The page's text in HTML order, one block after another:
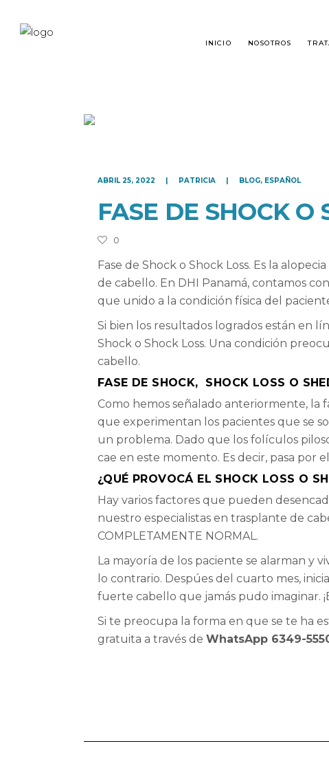
INICIO NOSOTROS
RESTAURACIÓN DE CEJAS
MICROPIGMENTACIÓN
ABRIL 25, 2022 PATRICIA BLOG, ESPAÑOL
FASE DE SHOCK O
0
Fase de Shock o Shock Loss. Es la
de cabello. En DHI Panamá, contamos
que unido a la condición física del
Si bien los resultados logrados están en
Shock o Shock Loss. Una condición
cabello.
FASE DE SHOCK, SHOCK LOSS O
Como hemos señalado anteriormente, la
que experimentan los pacientes que se
un problema. Dado que los folículos
cae en este momento. Es decir, pasa por
¿QUÉ PROVOCÁ EL SHOCK LOSS O
Hay varios factores que pueden
nuestro especialistas en trasplante de
COMPLETAMENTE NORMAL.
La mayoría de los paciente se alarman y
lo contrario. Despúes del cuarto mes,
fuerte cabello que jamás pudo imaginar.
Si te preocupa la forma en que se te ha
gratuita a través de WhatsApp 6349-